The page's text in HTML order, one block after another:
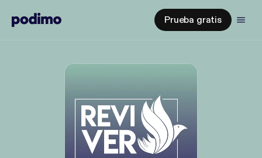
Prueba gratis